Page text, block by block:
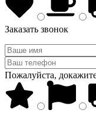
Заказать звонок
Пожалуйста,